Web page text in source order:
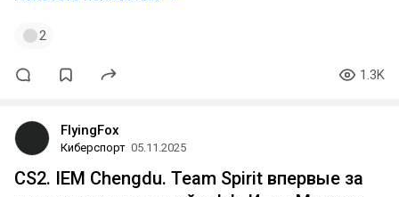
2
1.3K
FlyingFox
Киберспорт 05.11.2025
CS2. IEM Chengdu. Team Spirit впервые за